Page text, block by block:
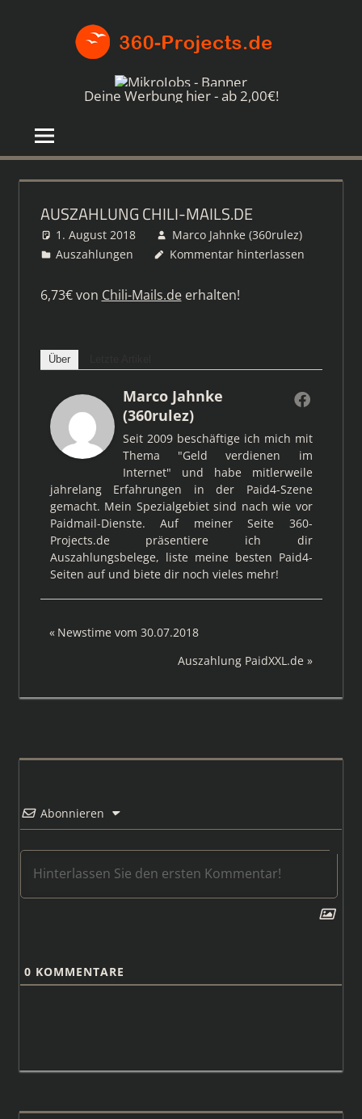
Seiten
im
Netz
Deine Werbung hier - ab 2,00€!
AUSZAHLUNG CHILI-MAILS.DE
1. August 2018
Marco Jahnke (360rulez)
Auszahlungen
Kommentar hinterlassen
6,73€ von Chili-Mails.deerhalten!
Über
Marco Jahnke
(360rulez)
Seit 2009 beschäftige ich mich mit
Thema "Geld verdienen im
Internet" und habe mitlerweile
jahrelang Erfahrungen in der Paid4-Szene
gemacht. Mein Spezialgebiet sind nach wie vor
Paidmail-Dienste. Auf meiner Seite 360-
Projects.de präsentiere ich dir
Auszahlungsbelege, liste meine besten Paid4-
Seiten auf und biete dir noch vieles mehr!
Beitragsnavigation
Vorheriger
Newstime vom 30.07.2018
Nächster
Auszahlung PaidXXL.de
Abonnieren
0 KOMMENTARE